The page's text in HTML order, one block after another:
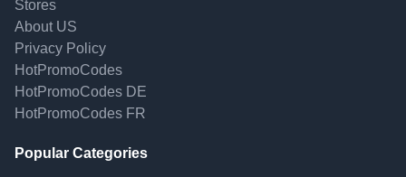
Stores
About US
Privacy Policy
HotPromoCodes
HotPromoCodes DE
HotPromoCodes FR
Popular Categories